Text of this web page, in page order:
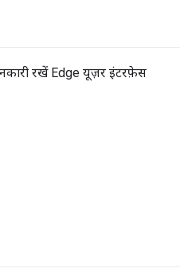
रखें Edge यूज़र इंटरफ़ेस